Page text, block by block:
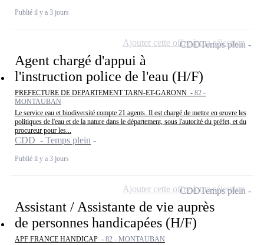
Publié il y a 3 jours
Agent chargé d'appui à
l'instruction police de l'eau (H/F)
PREFECTURE DE DEPARTEMENT TARN-ET-GARONN - 82 -
MONTAUBAN
Le service eau et biodiversité compte 21 agents. Il est chargé de mettre en œuvre les
politiques de l'eau et de la nature dans le département, sous l'autorité du préfet, et du
procureur pour les...
CDD - Temps plein
Publié il y a 3 jours
CDDTemps plein
Ajouter cette offre à ma sélection
Assistant / Assistante de vie auprès
de personnes handicapées (H/F)
APF FRANCE HANDICAP - 82 - MONTAUBAN
CDDTemps plein
Ajouter cette offre à ma sélection